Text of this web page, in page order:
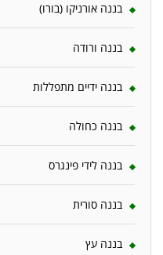
בננה אורניקו (בורו)
בננה ורודה
בננה ידיים מתפללות
בננה כחולה
בננה לידי פינגרס
בננה סורית
בננה עץ